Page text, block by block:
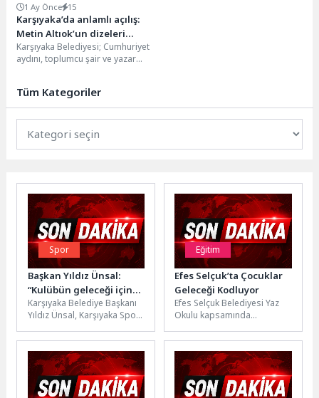
1 Ay Önce 15
Karşıyaka’da anlamlı açılış:
Metin Altıok’un dizeleri
muralda hayat buldu!
Karşıyaka Belediyesi; Cumhuriyet
aydını, toplumcu şair ve yazar
Tüm Kategoriler
Spor
Başkan Yıldız Ünsal:
“Kulübün geleceği için
ortak irade
oluşturulmalı”
Karşıyaka Belediye Başkanı
Yıldız Ünsal, Karşıyaka Spor
başkanları, mevcut ve eski
yöneticileri,...
Eğitim
Efes Selçuk’ta Çocuklar
Geleceği Kodluyor
Efes Selçuk Belediyesi Yaz
Okulu kapsamında
Kodlama Kursu, çocukları
teknolojiyle buluştururken
geleceğin becerileriyle...